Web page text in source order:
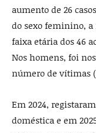
aumento de 26
do sexo feminino, a
faixa etária dos 46
Nos homens, foi
número de vítimas
Em 2024,
doméstica e em